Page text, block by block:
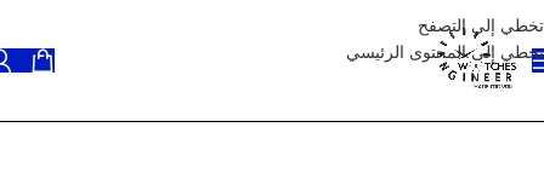
تخطي إلى التصفح
تخطي إلى المحتوى الرئيسي